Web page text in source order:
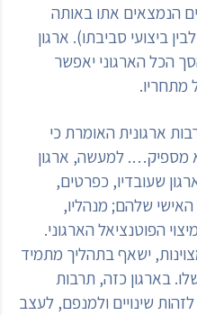
הנמצאים אתו באותה
ביצועי סביבתו). ארגון
הכל הארגוני יאפשר
מתחריו.
ארגונית האומרת כי
מספיק…. למעשה, ארגון
שעובדיו, כפרטים,
שלהם; מנהליו,
הפוטנציאל הארגוני.
ישאף בתהליך מתמיד
בארגון כזה, תרבות
שינויים ולמנפם, לעצב